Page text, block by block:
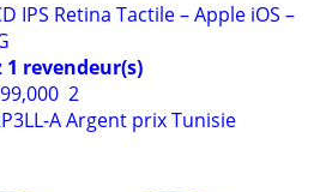
IPS Retina Tactile – Apple iOS –
revendeur(s)
2 199,000
A Argent prix Tunisie